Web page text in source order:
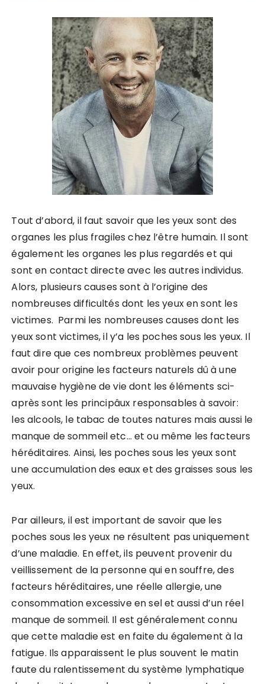
Tout d’abord, il faut savoir que les yeux sont des
organes les plus fragiles chez l’être humain. Il sont
également les organes les plus regardés et qui
sont en contact directe avec les autres individus.
Alors, plusieurs causes sont à l’origine des
nombreuses difficultés dont les yeux en sont les
victimes. Parmi les nombreuses causes dont les
yeux sont victimes, il y’a les poches sous les yeux. Il
faut dire que ces nombreux problèmes peuvent
avoir pour origine les facteurs naturels dû à une
mauvaise hygiène de vie dont les éléments sci-
après sont les principâux responsables à savoir:
les alcools, le tabac de toutes natures mais aussi le
manque de sommeil etc… et ou même les facteurs
héréditaires. Ainsi, les poches sous les yeux sont
une accumulation des eaux et des graisses sous les
yeux.
Par ailleurs, il est important de savoir que les
poches sous les yeux ne résultent pas uniquement
d’une maladie. En effet, ils peuvent provenir du
veillissement de la personne qui en souffre, des
facteurs héréditaires, une réelle allergie, une
consommation excessive en sel et aussi d’un réel
manque de sommeil. Il est généralement connu
que cette maladie est en faite du également à la
fatigue. Ils apparaissent le plus souvent le matin
faute du ralentissement du système lymphatique